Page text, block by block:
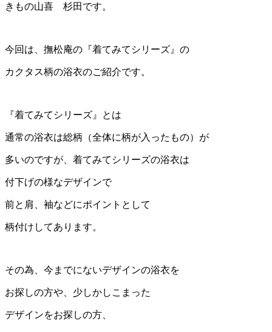
きもの山喜 杉田です。
今回は、撫松庵の『着てみてシリーズ』の
カクタス柄の浴衣のご紹介です。
『着てみてシリーズ』とは
通常の浴衣は総柄（全体に柄が入ったもの）が
多いのですが、着てみてシリーズの浴衣は
付下げの様なデザインで
前と肩、袖などにポイントとして
柄付けしてあります。
その為、今までにないデザインの浴衣を
お探しの方や、少しかしこまった
デザインをお探しの方、